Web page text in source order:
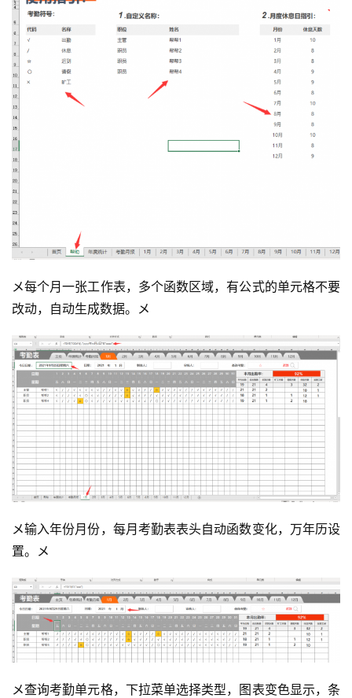
メ每个月一张工作表，多个函数区域，有公式的单元格不要
改动，自动生成数据。メ
メ输入年份月份，每月考勤表表头自动函数变化，万年历设
置。メ
メ查询考勤单元格，下拉菜单选择类型，图表变色显示，条